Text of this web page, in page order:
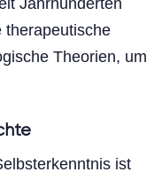
therapeutische
Theorien, um
ist